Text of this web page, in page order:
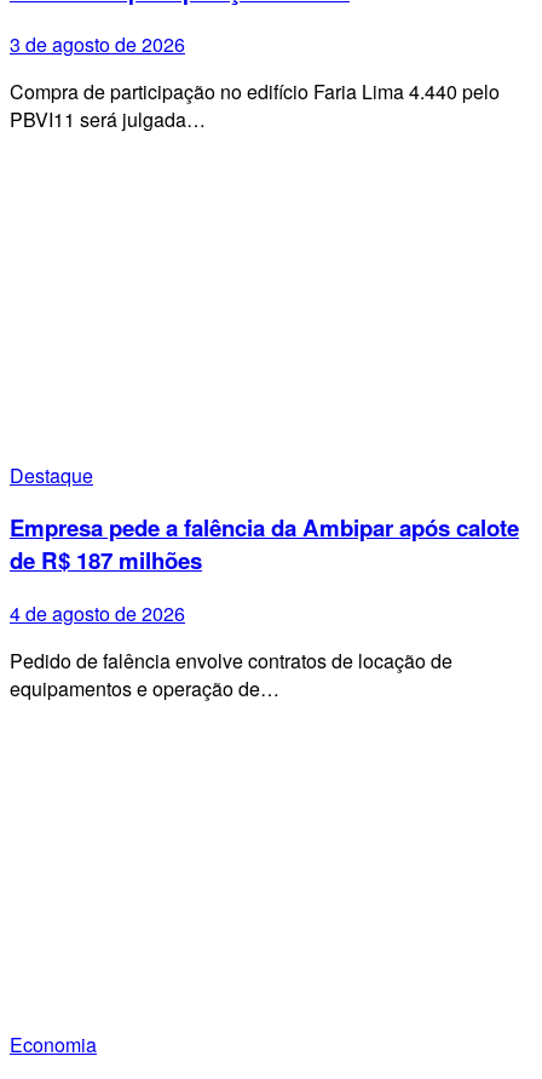
3 de agosto de 2026
Compra de participação no edifício Faria Lima 4.440 pelo
PBVI11 será julgada…
Destaque
Empresa pede a falência da Ambipar após calote
de R$ 187 milhões
4 de agosto de 2026
Pedido de falência envolve contratos de locação de
equipamentos e operação de…
Economia